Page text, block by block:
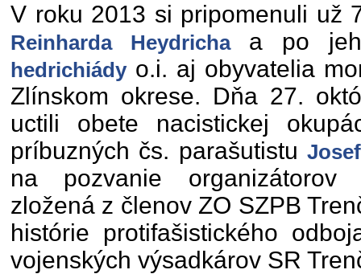
V roku 2013 si pripomenuli už
Reinharda Heydrichaa po
hedrichiádyo.i. aj obyvatelia
Zlínskom okrese. Dňa 27.
uctili obete nacistickej
príbuzných čs. parašutistu
na pozvanie organizátorov
zložená z členov ZO SZPB
histórie protifašistického
vojenských výsadkárov SR